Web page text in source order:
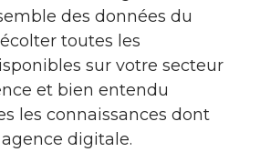
des données du
toutes les
sur votre secteur
et bien entendu
les connaissances dont
digitale.